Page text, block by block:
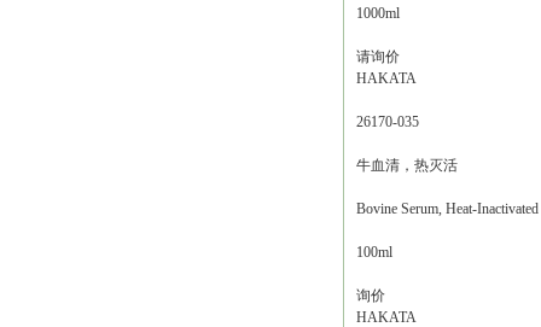
1000ml
请询价
HAKATA
26170-035
牛血清，热灭活
Bovine Serum, Heat-Inactivated
100ml
询价
HAKATA